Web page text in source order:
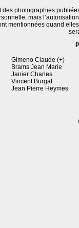
des photographies
mais
mentionnées quand
Gimeno Claude (+)
Brams Jean Marie
Janier Charles
Vincent Burgat
Jean Pierre Heymes